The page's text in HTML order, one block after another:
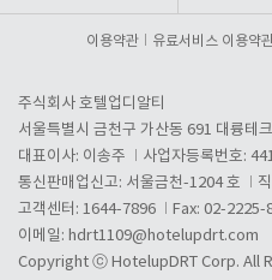
이용약관 유료서비스 이용약
주식회사 호텔업디알티
서울특별시 금천구 가산동 691 대륭테
대표이사: 이송주
사업자등록번호:
통신판매업신고: 서울금천-1204 호
고객센터: 1644-7896
Fax: 02-2225-
이메일: hdrt1109@hotelupdrt.com
Copyright ⓒ HotelupDRT Corp. All